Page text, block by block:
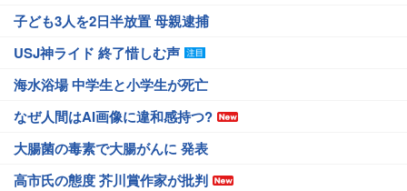
子ども3人を2日半放置 母親逮捕
USJ神ライド 終了惜しむ声
海水浴場 中学生と小学生が死亡
なぜ人間はAI画像に違和感持つ?
大腸菌の毒素で大腸がんに 発表
高市氏の態度 芥川賞作家が批判